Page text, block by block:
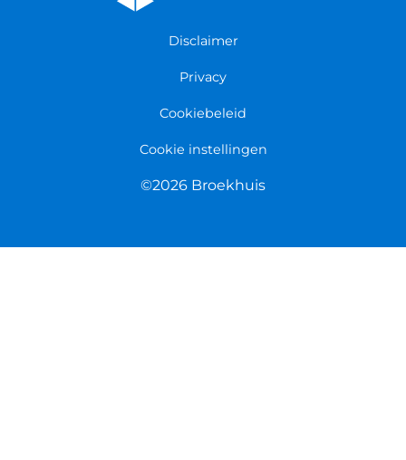
Disclaimer
Privacy
Cookiebeleid
Cookie instellingen
©2026 Broekhuis